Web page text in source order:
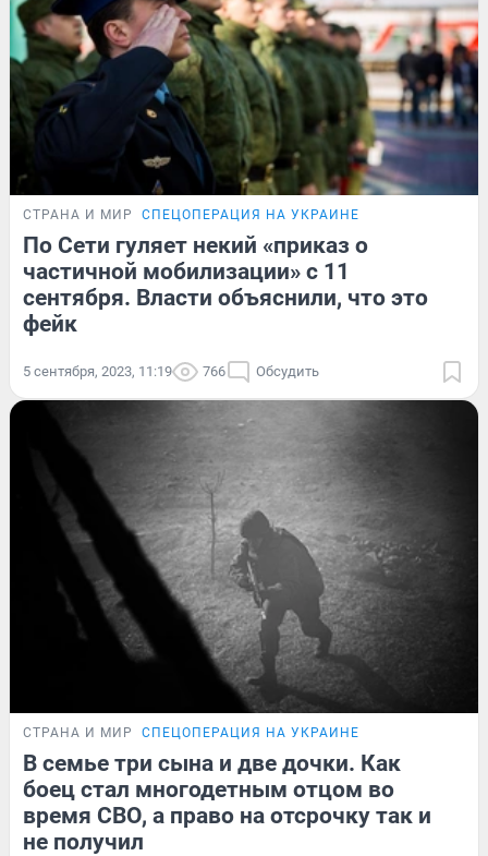
СТРАНА И МИР СПЕЦОПЕРАЦИЯ НА УКРАИНЕ
По Сети гуляет некий «приказ о
частичной мобилизации» с 11
сентября. Власти объяснили, что это
фейк
5 сентября, 2023, 11:19 766 Обсудить
СТРАНА И МИР СПЕЦОПЕРАЦИЯ НА УКРАИНЕ
В семье три сына и две дочки. Как
боец стал многодетным отцом во
время СВО, а право на отсрочку так и
не получил